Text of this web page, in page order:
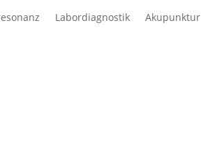
Labordiagnostik Akupunktur